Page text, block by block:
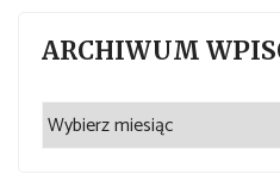
ARCHIWUM
Archiwum
wpisów